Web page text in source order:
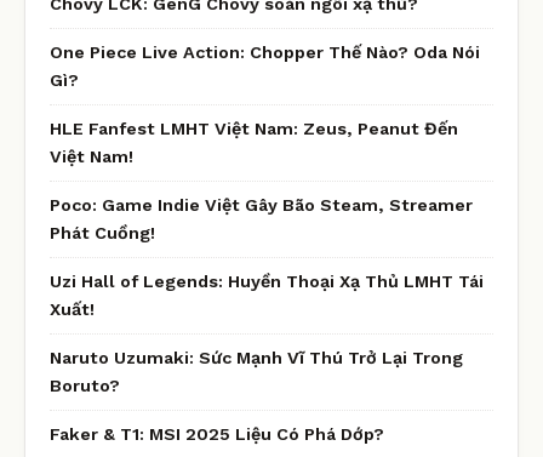
One Piece Live Action: Chopper Thế Nào? Oda Nói
Gì?
HLE Fanfest LMHT Việt Nam: Zeus, Peanut Đến
Việt Nam!
Poco: Game Indie Việt Gây Bão Steam, Streamer
Phát Cuồng!
Uzi Hall of Legends: Huyền Thoại Xạ Thủ LMHT Tái
Xuất!
Naruto Uzumaki: Sức Mạnh Vĩ Thú Trở Lại Trong
Boruto?
Faker & T1: MSI 2025 Liệu Có Phá Dớp?